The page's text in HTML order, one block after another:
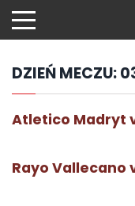
hdo
treści
DZIEŃ MECZU:
Atletico Madryt
Rayo Vallecano